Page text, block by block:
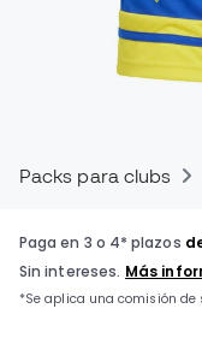
Packs para clubs